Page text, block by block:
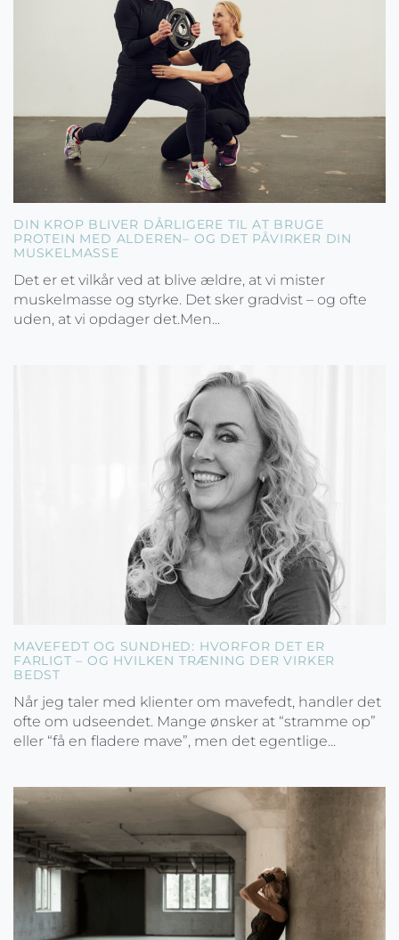
DIN KROP BLIVER DÅRLIGERE TIL AT BRUGE
PROTEIN MED ALDEREN– OG DET PÅVIRKER DIN
MUSKELMASSE
Det er et vilkår ved at blive ældre, at vi mister
muskelmasse og styrke. Det sker gradvist – og ofte
uden, at vi opdager det.Men...
MAVEFEDT OG SUNDHED: HVORFOR DET ER
FARLIGT – OG HVILKEN TRÆNING DER VIRKER
BEDST
Når jeg taler med klienter om mavefedt, handler det
ofte om udseendet. Mange ønsker at “stramme op”
eller “få en fladere mave”, men det egentlige...